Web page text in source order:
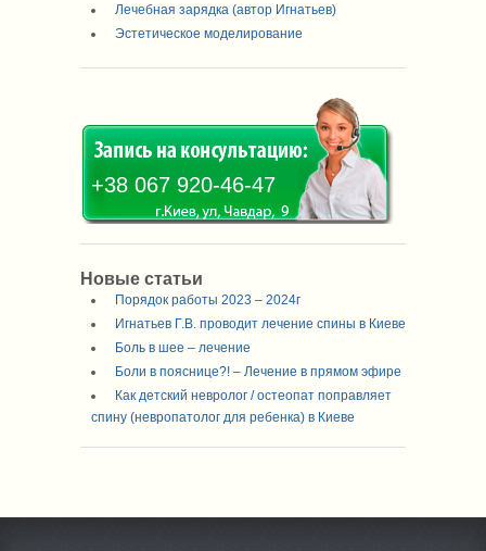
Лечебная зарядка (автор Игнатьев)
Эстетическое моделирование
+38 067 920-46-47
Новые статьи
Порядок работы 2023 – 2024г
Игнатьев Г.В. проводит лечение спины в Киеве
Боль в шее – лечение
Боли в пояснице?! – Лечение в прямом эфире
Как детский невролог / остеопат поправляет
спину (невропатолог для ребенка) в Киеве